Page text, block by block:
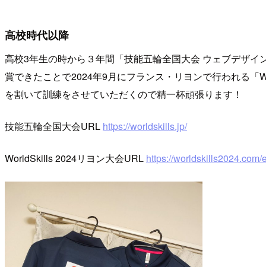
高校時代以降
高校3年生の時から３年間「技能五輪全国大会 ウェブデザ
賞できたことで2024年9月にフランス・リヨンで行われる
を割いて訓練をさせていただくので精一杯頑張ります！
技能五輪全国大会URL https://worldskills.jp/
WorldSkills 2024リヨン大会URL https://worldskills2024.com/